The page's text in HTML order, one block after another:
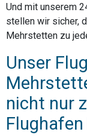
Und mit unserem
stellen wir sicher,
Mehrstetten zu
Unser
nicht nur